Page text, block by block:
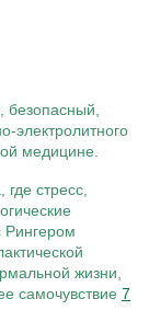
электролитного
медицине.
стресс,
Рингером
жизни,
самочувствие 7